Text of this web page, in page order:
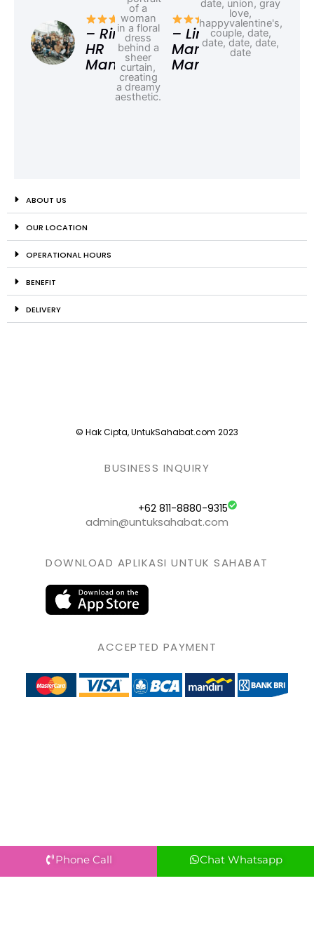
– Rina,
HR
Manager
– Linda,
Marketing
Manager
ABOUT US
OUR LOCATION
OPERATIONAL HOURS
BENEFIT
DELIVERY
© Hak Cipta, UntukSahabat.com 2023
BUSINESS INQUIRY
+62 811-8880-9315
admin@untuksahabat.com
DOWNLOAD APLIKASI UNTUK SAHABAT
ACCEPTED PAYMENT
Phone Call Chat Whatsapp